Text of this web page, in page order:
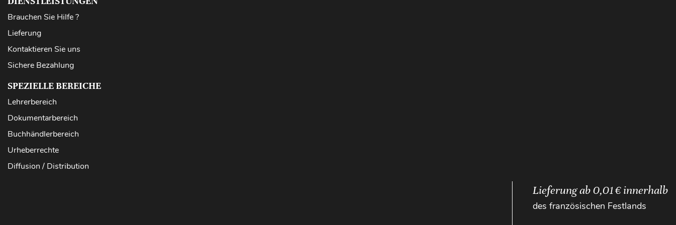
Brauchen Sie Hilfe ?
Lieferung
Kontaktieren Sie uns
Sichere Bezahlung
SPEZIELLE BEREICHE
Lehrerbereich
Dokumentarbereich
Buchhändlerbereich
Urheberrechte
Diffusion / Distribution
Lieferung ab 0,01 € innerhalb
des französischen Festlands